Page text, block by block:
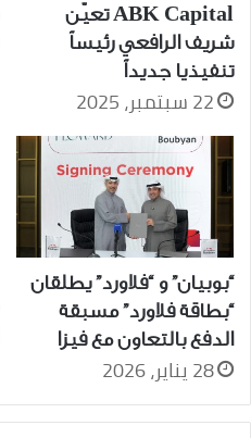
ABK Capital تعيّن
شريف الرافعي رئيساً
تنفيذيا جديداً
22 سبتمبر، 2025
“بوبيان” و “فلاورد” يطلقان
“بطاقة فلاورد” مسبقة
الدفع بالتعاون مع فيزا
28 يناير، 2026